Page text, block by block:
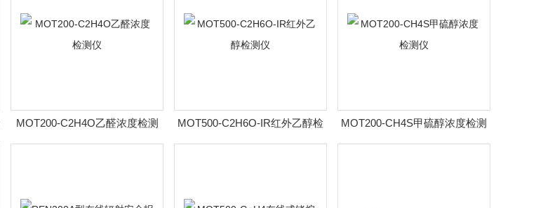
MOT200-C2H4O乙醛浓度检测
仪
MOT500-C2H6O-IR红外乙醇检
测仪
MOT200-CH4S甲硫醇浓度检测
仪